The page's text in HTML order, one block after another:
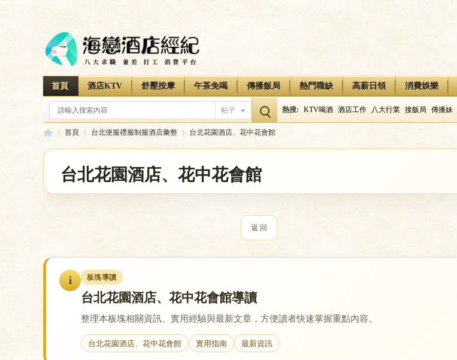
首頁 酒店KTV 舒壓按摩 午茶免喝 傳播飯局 熱門職缺 高薪日領 消費娛樂
帖子 熱搜: KTV喝酒 酒店工作 八大行業 接飯局 傳播妹
海
首頁 台北便服禮服制服酒店彙整 台北花園酒店、花中花會館
台北花園酒店、花中花會館
返 回
i 板塊導讀
台北花園酒店、花中花會館導讀
整理本板塊相關資訊、實用經驗與最新文章，方便讀者快速掌握重點內容。
台北花園酒店、花中花會館 實用指南 最新資訊